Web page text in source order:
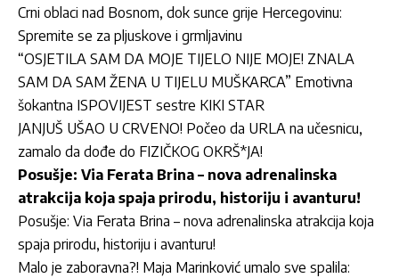
Crni oblaci nad Bosnom, dok sunce grije Hercegovinu:
Spremite se za pljuskove i grmljavinu
“OSJETILA SAM DA MOJE TIJELO NIJE MOJE! ZNALA
SAM DA SAM ŽENA U TIJELU MUŠKARCA” Emotivna
šokantna ISPOVIJEST sestre KIKI STAR
JANJUŠ UŠAO U CRVENO! Počeo da URLA na učesnicu,
zamalo da dođe do FIZIČKOG OKRŠ*JA!
Posušje: Via Ferata Brina – nova adrenalinska
atrakcija koja spaja prirodu, historiju i avanturu!
Posušje: Via Ferata Brina – nova adrenalinska atrakcija koja
spaja prirodu, historiju i avanturu!
Malo je zaboravna?! Maja Marinković umalo sve spalila: